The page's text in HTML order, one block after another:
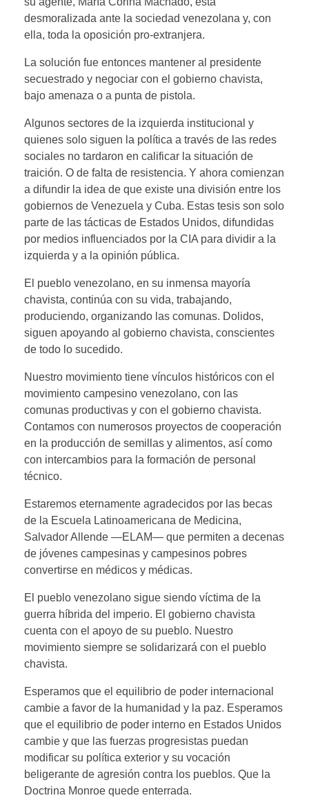
desmoralizada ante la sociedad venezolana y, con
ella, toda la oposición pro-extranjera.
La solución fue entonces mantener al presidente
secuestrado y negociar con el gobierno chavista,
bajo amenaza o a punta de pistola.
Algunos sectores de la izquierda institucional y
quienes solo siguen la política a través de las redes
sociales no tardaron en calificar la situación de
traición. O de falta de resistencia. Y ahora comienzan
a difundir la idea de que existe una división entre los
gobiernos de Venezuela y Cuba. Estas tesis son solo
parte de las tácticas de Estados Unidos, difundidas
por medios influenciados por la CIA para dividir a la
izquierda y a la opinión pública.
El pueblo venezolano, en su inmensa mayoría
chavista, continúa con su vida, trabajando,
produciendo, organizando las comunas. Dolidos,
siguen apoyando al gobierno chavista, conscientes
de todo lo sucedido.
Nuestro movimiento tiene vínculos históricos con el
movimiento campesino venezolano, con las
comunas productivas y con el gobierno chavista.
Contamos con numerosos proyectos de cooperación
en la producción de semillas y alimentos, así como
con intercambios para la formación de personal
técnico.
Estaremos eternamente agradecidos por las becas
de la Escuela Latinoamericana de Medicina,
Salvador Allende —ELAM— que permiten a decenas
de jóvenes campesinas y campesinos pobres
convertirse en médicos y médicas.
El pueblo venezolano sigue siendo víctima de la
guerra híbrida del imperio. El gobierno chavista
cuenta con el apoyo de su pueblo. Nuestro
movimiento siempre se solidarizará con el pueblo
chavista.
Esperamos que el equilibrio de poder internacional
cambie a favor de la humanidad y la paz. Esperamos
que el equilibrio de poder interno en Estados Unidos
cambie y que las fuerzas progresistas puedan
modificar su política exterior y su vocación
beligerante de agresión contra los pueblos. Que la
Doctrina Monroe quede enterrada.